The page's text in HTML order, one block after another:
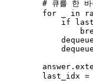
for in
if
answer .
last_idx =